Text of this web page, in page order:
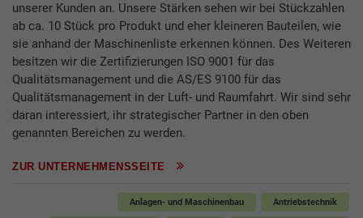
unserer Kunden an. Unsere Stärken sehen wir bei Stückzahlen
ab ca. 10 Stück pro Produkt und eher kleineren Bauteilen, wie
sie anhand der Maschinenliste erkennen können. Des Weiteren
besitzen wir die Zertifizierungen ISO 9001 für das
Qualitätsmanagement und die AS/ES 9100 für das
Qualitätsmanagement in der Luft- und Raumfahrt. Wir sind sehr
daran interessiert, ihr strategischer Partner in den oben
genannten Bereichen zu werden.
ZUR UNTERNEHMENSSEITE
Anlagen- und Maschinenbau Antriebstechnik